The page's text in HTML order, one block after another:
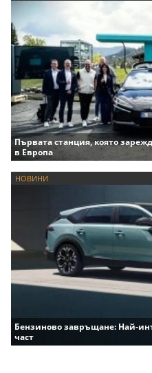
Първата станция, която
в Европа
НОВИНИ
Бензиново завръщане: Най-
част